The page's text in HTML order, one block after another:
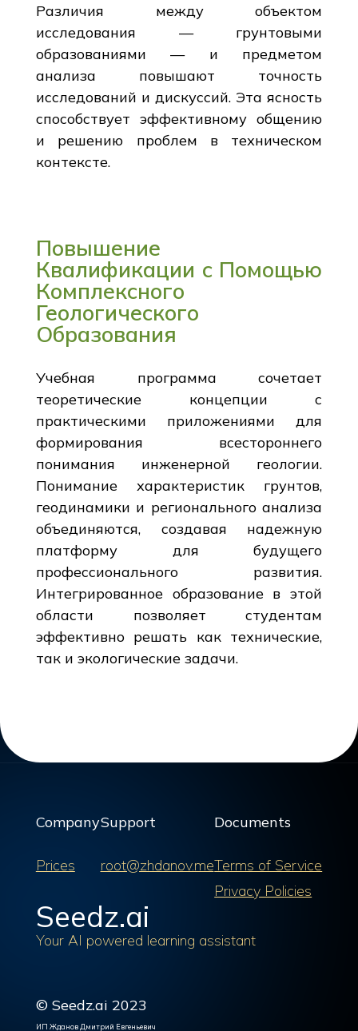
Различия между объектом
исследования — грунтовыми
образованиями — и предметом
анализа повышают точность
исследований и дискуссий. Эта ясность
способствует эффективному общению
и решению проблем в техническом
контексте.
Повышение
Квалификации с Помощью
Комплексного
Геологического
Образования
Учебная программа сочетает
теоретические концепции с
практическими приложениями для
формирования всестороннего
понимания инженерной геологии.
Понимание характеристик грунтов,
геодинамики и регионального анализа
объединяются, создавая надежную
платформу для будущего
профессионального развития.
Интегрированное образование в этой
области позволяет студентам
эффективно решать как технические,
так и экологические задачи.
Company
Prices
Support
root@zhdanov.me
Documents
Terms of Service
Privacy Policies
Seedz.ai
Your AI powered learning assistant
© Seedz.ai 2023
ИП Жданов Дмитрий Евгеньевич